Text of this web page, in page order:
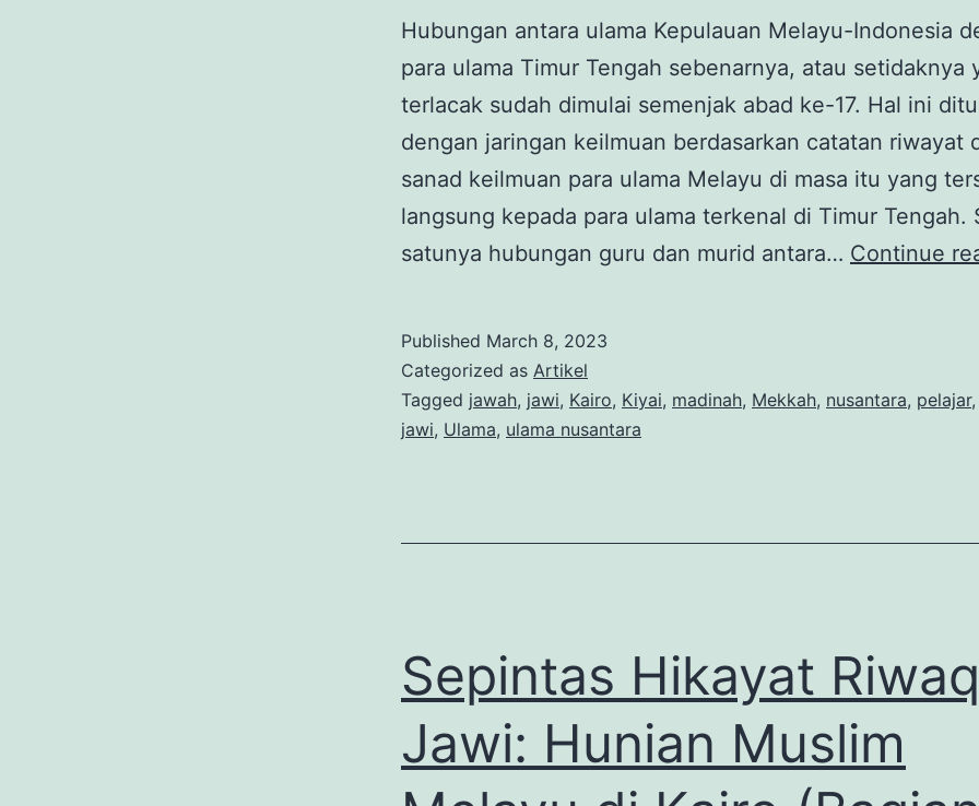
Hubungan antara ulama Kepulauan Melayu-Indonesia
para ulama Timur Tengah sebenarnya, atau setidaknya
terlacak sudah dimulai semenjak abad ke-17. Hal ini
dengan jaringan keilmuan berdasarkan catatan riwayat
sanad keilmuan para ulama Melayu di masa itu yang
langsung kepada para ulama terkenal di Timur Tengah.
satunya hubungan guru dan murid antara… Continue
Published March 8, 2023
Categorized as Artikel
Tagged jawah, jawi, Kairo, Kiyai, madinah, Mekkah, nusantara, pelajar,
jawi, Ulama, ulama nusantara
Sepintas Hikayat Riwaq
Jawi: Hunian Muslim